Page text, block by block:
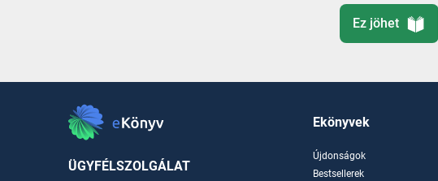
Ez jöhet
ÜGYFÉLSZOLGÁLAT
Ekönyvek
Újdonságok
Bestsellerek